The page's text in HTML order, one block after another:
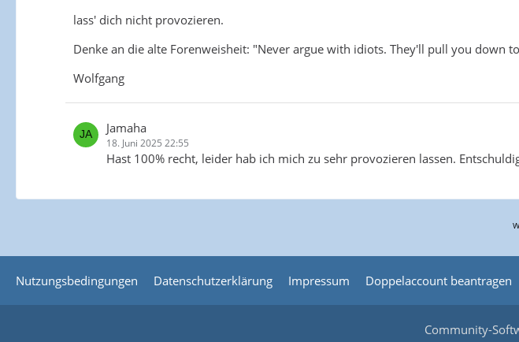
lass' dich nicht provozieren.
Denke an die alte Forenweisheit: "Never argue with idiots. They'll pull you down
Wolfgang
Jamaha
18. Juni 2025 22:55
Hast 100% recht, leider hab ich mich zu sehr provozieren lassen.
Nutzungsbedingungen Datenschutzerklärung Impressum Doppelaccount beantragen
Community-